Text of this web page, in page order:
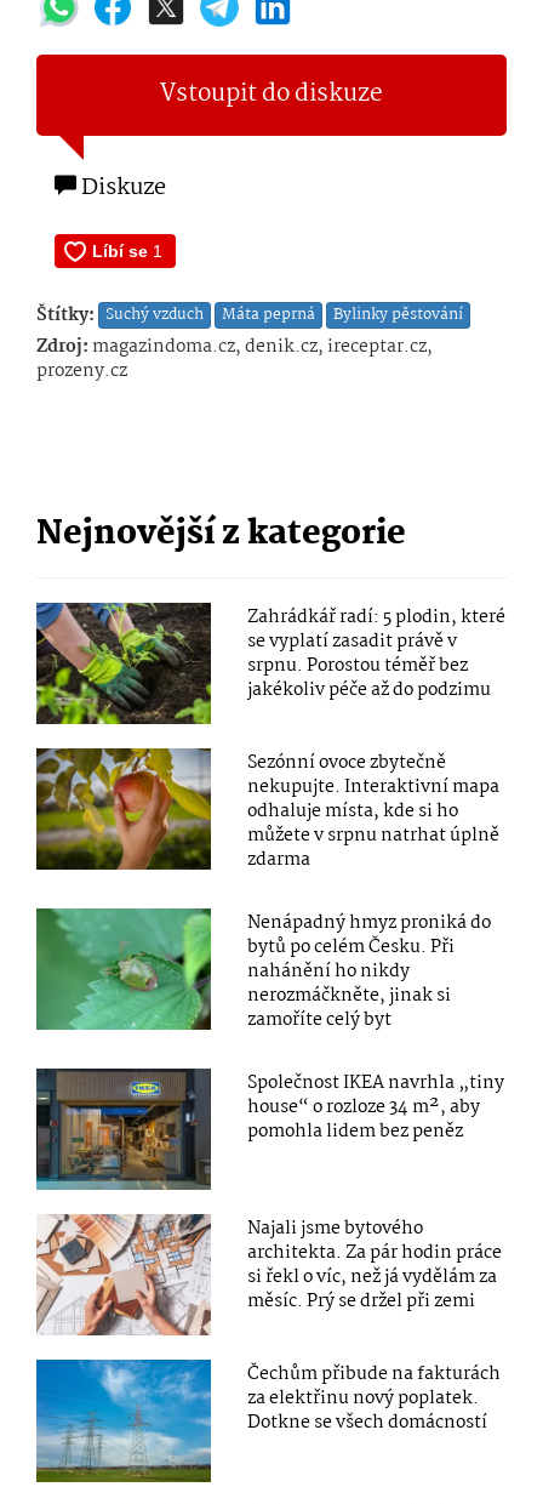
Vstoupit do diskuze
Diskuze
Štítky: Suchý vzduch Máta peprná Bylinky pěstování
Zdroj: magazindoma.cz, denik.cz, ireceptar.cz,
prozeny.cz
Nejnovější z kategorie
Zahrádkář radí: 5 plodin, které
se vyplatí zasadit právě v
srpnu. Porostou téměř bez
jakékoliv péče až do podzimu
Sezónní ovoce zbytečně
nekupujte. Interaktivní mapa
odhaluje místa, kde si ho
můžete v srpnu natrhat úplně
zdarma
Nenápadný hmyz proniká do
bytů po celém Česku. Při
nahánění ho nikdy
nerozmáčkněte, jinak si
zamoříte celý byt
Společnost IKEA navrhla „tiny
house“ o rozloze 34 m², aby
pomohla lidem bez peněz
Najali jsme bytového
architekta. Za pár hodin práce
si řekl o víc, než já vydělám za
měsíc. Prý se držel při zemi
Čechům přibude na fakturách
za elektřinu nový poplatek.
Dotkne se všech domácností